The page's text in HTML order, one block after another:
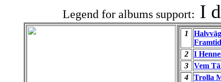
Legend for albums support: I
1
2
I
3
Vem
4
Trolla